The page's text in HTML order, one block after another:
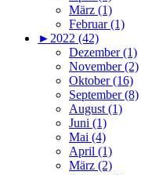
März (1)
Februar (1)
► 2022 (42)
Dezember (1)
November (2)
Oktober (16)
September (8)
August (1)
Juni (1)
Mai (4)
April (1)
März (2)